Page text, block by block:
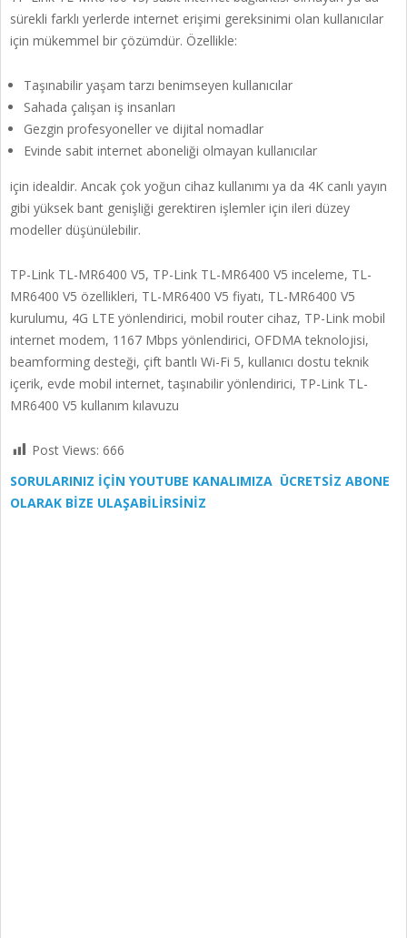
sürekli farklı yerlerde internet erişimi gereksinimi olan kullanıcılar
için mükemmel bir çözümdür. Özellikle:
Taşınabilir yaşam tarzı benimseyen kullanıcılar
Sahada çalışan iş insanları
Gezgin profesyoneller ve dijital nomadlar
Evinde sabit internet aboneliği olmayan kullanıcılar
için idealdir. Ancak çok yoğun cihaz kullanımı ya da 4K canlı yayın
gibi yüksek bant genişliği gerektiren işlemler için ileri düzey
modeller düşünülebilir.
TP-Link TL-MR6400 V5, TP-Link TL-MR6400 V5 inceleme, TL-
MR6400 V5 özellikleri, TL-MR6400 V5 fiyatı, TL-MR6400 V5
kurulumu, 4G LTE yönlendirici, mobil router cihaz, TP-Link mobil
internet modem, 1167 Mbps yönlendirici, OFDMA teknolojisi,
beamforming desteği, çift bantlı Wi-Fi 5, kullanıcı dostu teknik
içerik, evde mobil internet, taşınabilir yönlendirici, TP-Link TL-
MR6400 V5 kullanım kılavuzu
Post Views: 666
SORULARINIZ İÇİN YOUTUBE KANALIMIZA ÜCRETSİZ ABONE
OLARAK BİZE ULAŞABİLİRSİNİZ